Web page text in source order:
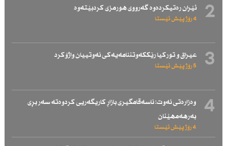
2 ئێران رەتیكردەوە گەرووی هورمزی كردبێتەوە
4 رۆژ پێش ئێستا
3 عیراق و توركیا رێككەوتننامەیەكی نەوتییان واژۆكرد
5 رۆژ پێش ئێستا
4
وەزارەتی نەوت: ناسەقامگیری بازاڕ كاریگەریی كردوەتە سەر بڕی
بەرهەمهێنان
4 رۆژ پێش ئێستا